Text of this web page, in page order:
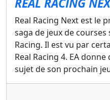
Real Racing Next est le
saga de jeux de
Racing. Il est vu par
Real Racing 4. EA
sujet de son prochain